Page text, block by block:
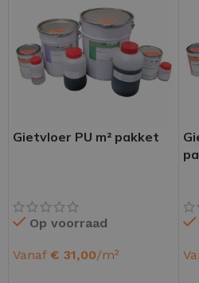
Gietvloer PU m² pakket
Op voorraad
Vanaf € 31,00/m²